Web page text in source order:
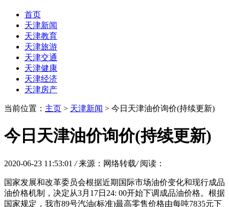
首页
天津新闻
天津教育
天津旅游
天津交通
天津健康
天津经济
天津房产
当前位置： 主页 > 天津新闻 > 今日天津油价询价(持续更新)
今日天津油价询价(持续更新)
2020-06-23 11:53:01 / 来源：网络转载/ 阅读：
国家发展和改革委员会根据近期国际市场油价变化和现行成品
油价格机制，决定从3月17日24: 00开始下调成品油价格。根据
国家规定，我市89号汽油(标准)最高零售价格由每吨7835元下